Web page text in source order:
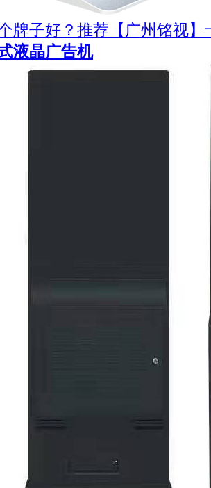
牌子好？推荐【广州铭视
液晶广告机